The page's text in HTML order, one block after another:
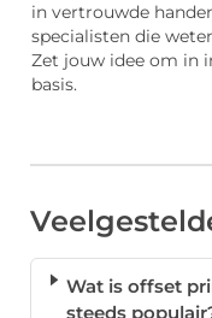
in vertrouwde
specialisten die
Zet jouw idee om in
basis.
Wat is offset
steeds